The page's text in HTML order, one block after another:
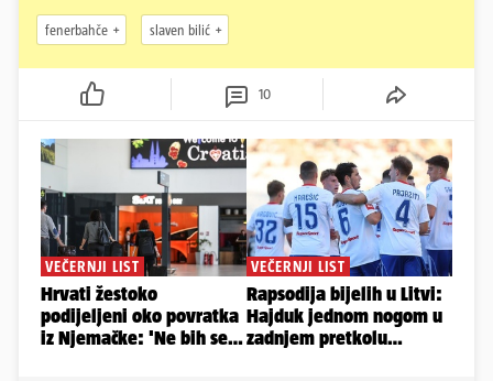
fenerbahče slaven bilić
10